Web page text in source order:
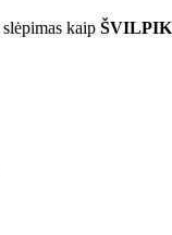
slėpimas kaip